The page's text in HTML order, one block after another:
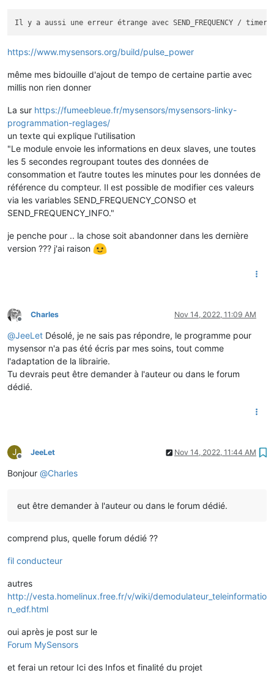
Il y a aussi une erreur étrange avec SEND_FREQUENCY /
https://www.mysensors.org/build/pulse_power
même mes bidouille d'ajout de tempo de certaine partie avec
millis non rien donner
La sur https://fumeebleue.fr/mysensors/mysensors-linky-
programmation-reglages/
un texte qui explique l'utilisation
"Le module envoie les informations en deux slaves, une toutes
les 5 secondes regroupant toutes des données de
consommation et l’autre toutes les minutes pour les données de
référence du compteur. Il est possible de modifier ces valeurs
via les variables SEND_FREQUENCY_CONSO et
SEND_FREQUENCY_INFO."
je penche pour .. la chose soit abandonner dans les dernière
version ??? j'ai raison
Offline
Charles Nov 14, 2022, 11:09 AM
@JeeLet Désolé, je ne sais pas répondre, le programme pour
mysensor n'a pas été écris par mes soins, tout comme
l'adaptation de la librairie.
Tu devrais peut être demander à l'auteur ou dans le forum
dédié.
J
Offline
JeeLet Nov 14, 2022, 11:44 AM
Bonjour @Charles
eut être demander à l'auteur ou dans le forum dédié.
comprend plus, quelle forum dédié ??
fil conducteur
autres
http://vesta.homelinux.free.fr/v/wiki/demodulateur_teleinformatio
n_edf.html
oui après je post sur le
Forum MySensors
et ferai un retour Ici des Infos et finalité du projet